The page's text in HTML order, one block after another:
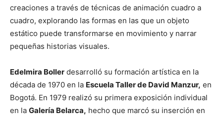
creaciones a través de técnicas de animación cuadro a
cuadro, explorando las formas en las que un objeto
estático puede transformarse en movimiento y narrar
pequeñas historias visuales.
Edelmira Boller desarrolló su formación artística en la
década de 1970 en la Escuela Taller de David Manzur, en
Bogotá. En 1979 realizó su primera exposición individual
en la Galería Belarca, hecho que marcó su inserción en